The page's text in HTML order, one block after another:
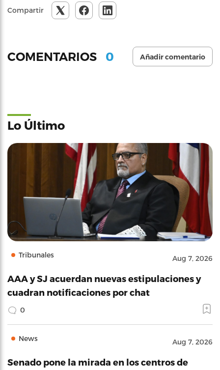
Compartir
COMENTARIOS 0 Añadir comentario
Lo Último
Tribunales Aug 7, 2026
AAA y SJ acuerdan nuevas estipulaciones y
cuadran notificaciones por chat
0
News Aug 7, 2026
Senado pone la mirada en los centros de